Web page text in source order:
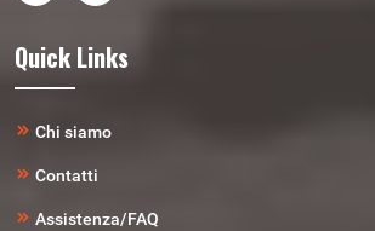
Quick Links
Chi siamo
Contatti
Assistenza/FAQ